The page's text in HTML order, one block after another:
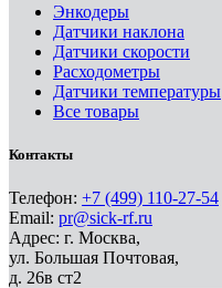
Энкодеры
Датчики наклона
Датчики скорости
Расходометры
Датчики температуры
Все товары
Контакты
Телефон: +7 (499) 110-27-54
Email: pr@sick-rf.ru
Адрес: г. Москва,
ул. Большая Почтовая,
д. 26в ст2